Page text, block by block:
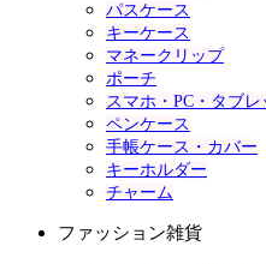
パスケース
キーケース
マネークリップ
ポーチ
スマホ・PC・タブレ
ペンケース
手帳ケース・カバー
キーホルダー
チャーム
ファッション雑貨